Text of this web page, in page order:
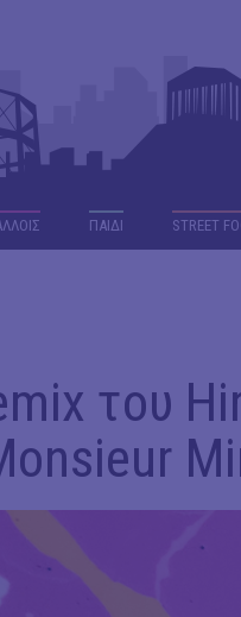
ΠΑΙΔΙ STREET
του